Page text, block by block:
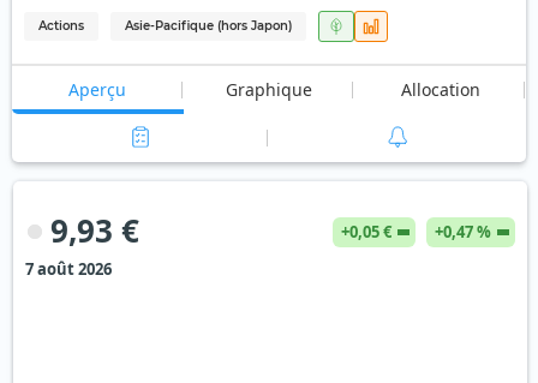
Actions Asie-Pacifique (hors Japon)
Aperçu Graphique Allocation
9,93 € +0,05 €
+0,47 %
7 août 2026